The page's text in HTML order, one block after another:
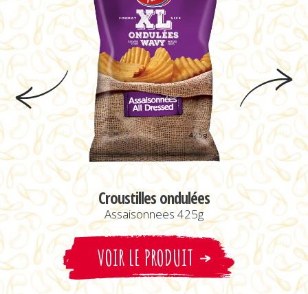
Croustilles ondulées
Assaisonnees 425g
VOIR LE PRODUIT